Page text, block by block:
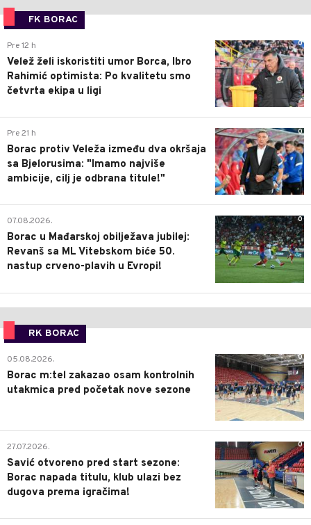
FK BORAC
0
Pre 12 h
Velež želi iskoristiti umor Borca, Ibro
Rahimić optimista: Po kvalitetu smo
četvrta ekipa u ligi
0
Pre 21 h
Borac protiv Veleža između dva okršaja
sa Bjelorusima: "Imamo najviše
ambicije, cilj je odbrana titule!"
0
07.08.2026.
Borac u Mađarskoj obilježava jubilej:
Revanš sa ML Vitebskom biće 50.
nastup crveno-plavih u Evropi!
RK BORAC
0
05.08.2026.
Borac m:tel zakazao osam kontrolnih
utakmica pred početak nove sezone
0
27.07.2026.
Savić otvoreno pred start sezone:
Borac napada titulu, klub ulazi bez
dugova prema igračima!